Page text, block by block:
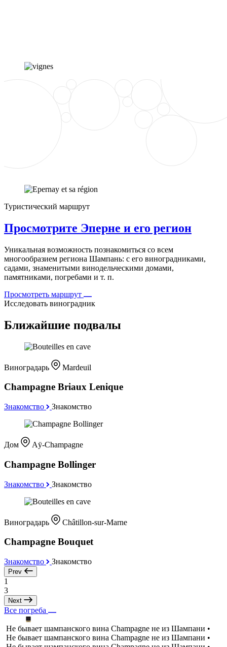
Туристический маршрут
Просмотрите Эперне и его регион
Уникальная возможность познакомиться со всем
многообразием региона Шампань: с его виноградниками,
садами, знаменитыми винодельческими домами,
памятниками, погребами и т. п.
Просмотреть маршрут
Исследовать виноградник
Ближайшие подвалы
Виноградарь Mardeuil
Champagne Briaux Lenique
Знакомство Знакомство
Дом Aÿ-Champagne
Champagne Bollinger
Знакомство Знакомство
Виноградарь Châtillon-sur-Marne
Champagne Bouquet
Знакомство Знакомство
Prev
1
3
Next
Все погреба
Не бывает шампанского вина Champagne не из Шампани •
Не бывает шампанского вина Champagne не из Шампани •